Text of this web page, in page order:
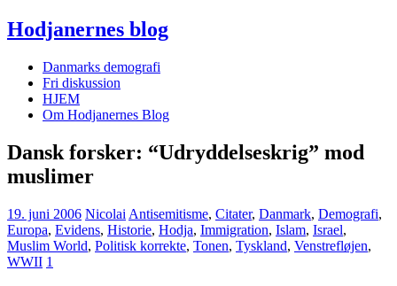
Hodjanernes blog
Danmarks demografi
Fri diskussion
HJEM
Om Hodjanernes Blog
Dansk forsker: “Udryddelseskrig” mod
muslimer
19. juni 2006 Nicolai Antisemitisme, Citater, Danmark, Demografi,
Europa, Evidens, Historie, Hodja, Immigration, Islam, Israel,
Muslim World, Politisk korrekte, Tonen, Tyskland, Venstrefløjen,
WWII 1